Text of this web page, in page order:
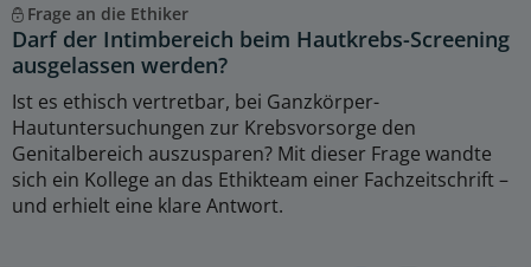
Frage an die Ethiker
Darf der Intimbereich beim Hautkrebs-Screening
ausgelassen werden?
Ist es ethisch vertretbar, bei Ganzkörper-
Hautuntersuchungen zur Krebsvorsorge den
Genitalbereich auszusparen? Mit dieser Frage wandte
sich ein Kollege an das Ethikteam einer Fachzeitschrift –
und erhielt eine klare Antwort.